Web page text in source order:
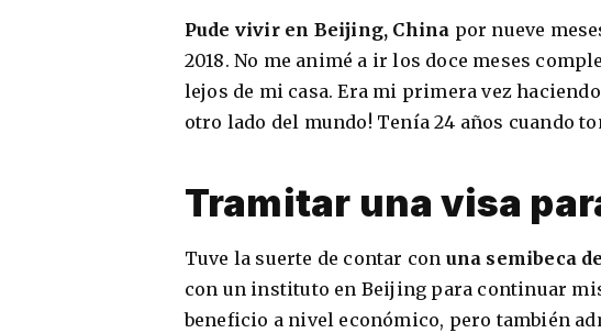
Pude vivir en Beijing, China por nueve
2018. No me animé a ir los doce meses
lejos de mi casa. Era mi primera vez
otro lado del mundo! Tenía 24 años cuando
Tramitar una visa
Tuve la suerte de contar con una semibeca
con un instituto en Beijing para continuar
beneficio a nivel económico, pero también